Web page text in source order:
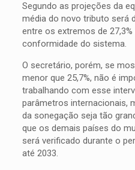
Segundo as projeções da
média do novo tributo será
entre os extremos de
conformidade do sistema.
O secretário, porém, se
menor que 25,7%, não é
trabalhando com esse
parâmetros internacionais,
da sonegação seja tão
que os demais países do
será verificado durante o
até 2033.